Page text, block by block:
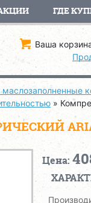
ГДЕ
Ваша
маслозаполненные
»
Цена: